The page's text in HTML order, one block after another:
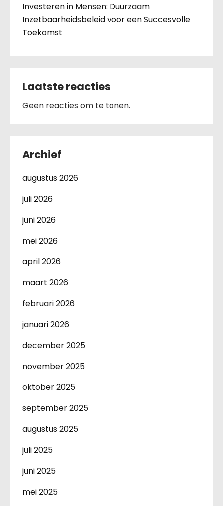
Investeren in Mensen: Duurzaam
Inzetbaarheidsbeleid voor een Succesvolle
Toekomst
Laatste reacties
Geen reacties om te tonen.
Archief
augustus 2026
juli 2026
juni 2026
mei 2026
april 2026
maart 2026
februari 2026
januari 2026
december 2025
november 2025
oktober 2025
september 2025
augustus 2025
juli 2025
juni 2025
mei 2025